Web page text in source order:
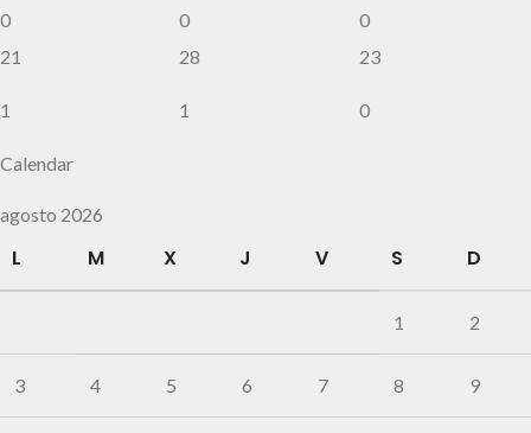
0 0
0
21
1
28
1
23
0
Calendar
agosto 2026
L M X J V S D
1 2
3 4 5 6 7 8 9